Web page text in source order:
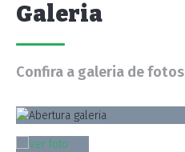
Galeria
Confira a galeria de fotos